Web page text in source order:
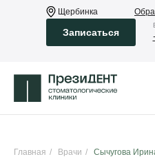
Щербинка
Записаться
Главная / Врачи / Сычугова